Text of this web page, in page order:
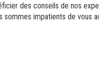
des conseils de nos
sommes impatients de vous